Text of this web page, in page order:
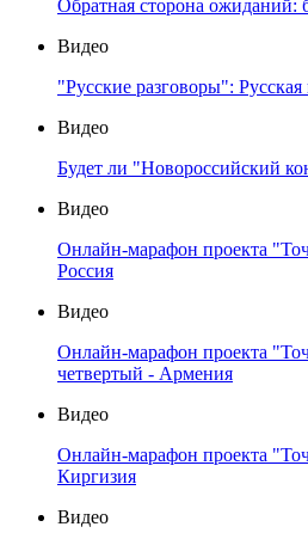
Обратная сторона ожиданий:
Видео
"Русские разговоры":
Видео
Будет ли "Новороссийский
Видео
Онлайн-марафон проекта
Россия
Видео
Онлайн-марафон проекта
четвертый - Армения
Видео
Онлайн-марафон проекта
Киргизия
Видео